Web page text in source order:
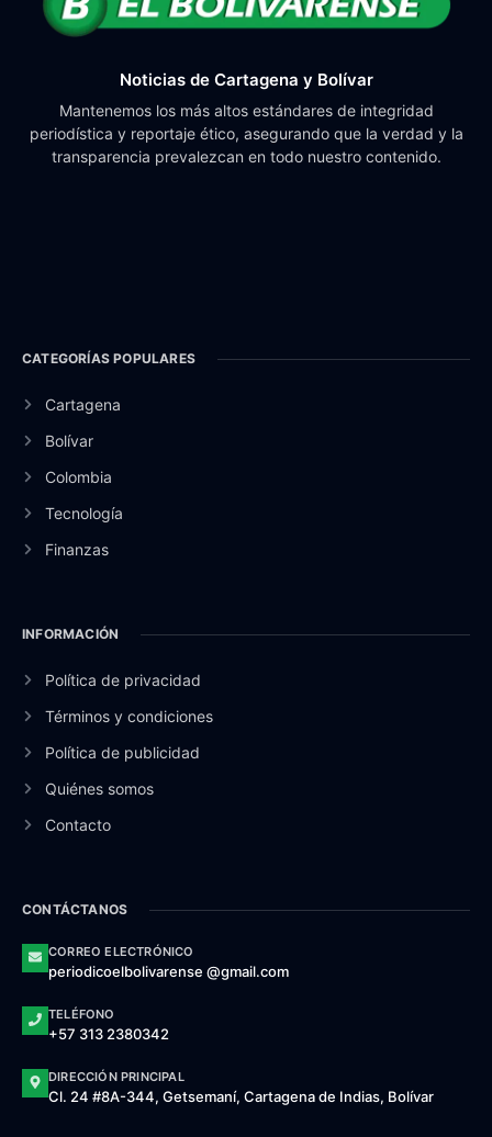
Noticias de Cartagena y Bolívar
Mantenemos los más altos estándares de integridad
periodística y reportaje ético, asegurando que la verdad y la
transparencia prevalezcan en todo nuestro contenido.
CATEGORÍAS POPULARES
Cartagena
Bolívar
Colombia
Tecnología
Finanzas
INFORMACIÓN
Política de privacidad
Términos y condiciones
Política de publicidad
Quiénes somos
Contacto
CONTÁCTANOS
CORREO ELECTRÓNICO
periodicoelbolivarense @gmail.com
TELÉFONO
+57 313 2380342
DIRECCIÓN PRINCIPAL
Cl. 24 #8A-344, Getsemaní, Cartagena de Indias, Bolívar